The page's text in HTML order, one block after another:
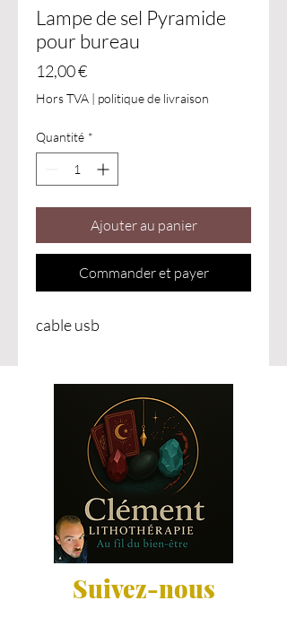
Lampe de sel Pyramide
pour bureau
12,00 €Prix
Hors TVA | politique de livraison
Quantité *
Ajouter au panier
Commander et payer
cable usb
Suivez-nous